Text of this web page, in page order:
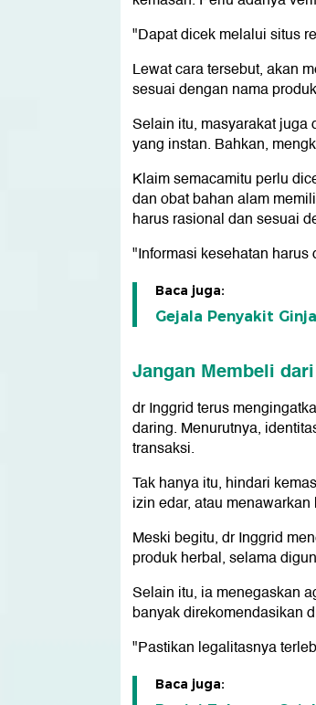
"Dapat dicek melalui situs
Lewat cara tersebut, akan
sesuai dengan nama
Selain itu, masyarakat juga
yang instan. Bahkan,
Klaim semacamitu perlu
dan obat bahan alam
harus rasional dan sesuai
"Informasi kesehatan
Baca juga:
Gejala Penyakit
Jangan Membeli
dr Inggrid terus
daring. Menurutnya,
transaksi.
Tak hanya itu, hindari
izin edar, atau
Meski begitu, dr Inggrid
produk herbal, selama
Selain itu, ia menegaskan
banyak direkomendasikan
"Pastikan legalitasnya
Baca juga: